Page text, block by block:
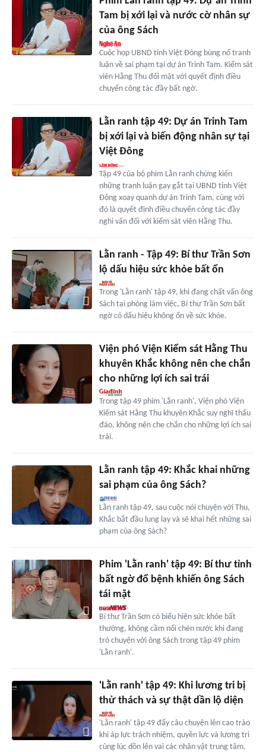
Tam bị xới lại và nước cờ nhân sự
của ông Sách
Cuộc họp UBND tỉnh Việt Đông bùng nổ tranh
luận về sai phạm tại dự án Trinh Tam. Kiểm sát
viên Hằng Thu đối mặt với quyết định điều
chuyển công tác đầy bất ngờ.
Lằn ranh tập 49: Dự án Trinh Tam
bị xới lại và biến động nhân sự tại
Việt Đông
Tập 49 của bộ phim Lằn ranh chứng kiến
những tranh luận gay gắt tại UBND tỉnh Việt
Đông xoay quanh dự án Trinh Tam, cùng với
đó là quyết định điều chuyển công tác đầy
nghi vấn đối với kiểm sát viên Hằng Thu.
Lằn ranh - Tập 49: Bí thư Trần Sơn
lộ dấu hiệu sức khỏe bất ổn
Trong 'Lằn ranh' tập 49, khi đang chất vấn ông
Sách tại phòng làm việc, Bí thư Trần Sơn bất
ngờ có dấu hiệu không ổn về sức khỏe.
Viện phó Viện Kiểm sát Hằng Thu
khuyên Khắc không nên che chắn
cho những lợi ích sai trái
Trong tập 49 phim 'Lằn ranh', Viện phó Viện
Kiểm sát Hằng Thu khuyên Khắc suy nghĩ thấu
đáo, không nên che chắn cho những lợi ích sai
trái.
Lằn ranh tập 49: Khắc khai những
sai phạm của ông Sách?
Lằn ranh tập 49, sau cuộc nói chuyện với Thu,
Khắc bắt đầu lung lay và sẽ khai hết những sai
phạm của ông Sách?
Phim 'Lằn ranh' tập 49: Bí thư tỉnh
bất ngờ đổ bệnh khiến ông Sách
tái mặt
Bí thư Trần Sơn có biểu hiện sức khỏe bất
thường, không cầm nổi chén nước khi đang
trò chuyện với ông Sách trong tập 49 phim
'Lằn ranh'.
'Lằn ranh' tập 49: Khi lương tri bị
thử thách và sự thật dần lộ diện
'Lằn ranh' tập 49 đẩy câu chuyện lên cao trào
khi áp lực trách nhiệm, quyền lực và lương tri
cùng lúc dồn lên vai các nhân vật trung tâm.